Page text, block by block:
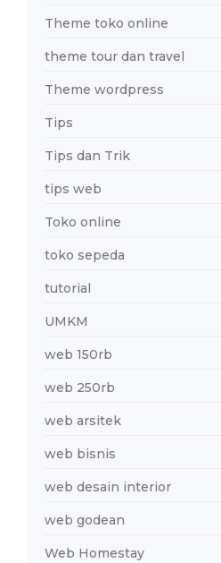
Theme toko online
theme tour dan travel
Theme wordpress
Tips
Tips dan Trik
tips web
Toko online
toko sepeda
tutorial
UMKM
web 150rb
web 250rb
web arsitek
web bisnis
web desain interior
web godean
Web Homestay